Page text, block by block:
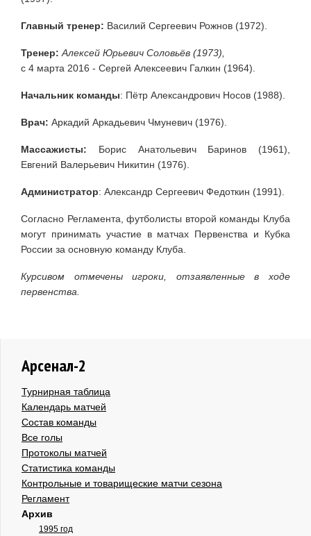
Главный тренер: Василий Сергеевич Рожнов (1972).
Тренер: Алексей Юрьевич Соловьёв (1973),
с 4 марта 2016 - Сергей Алексеевич Галкин (1964).
Начальник команды: Пётр Александрович Носов (1988).
Врач: Аркадий Аркадьевич Чмуневич (1976).
Массажисты: Борис Анатольевич Баринов (1961),
Евгений Валерьевич Никитин (1976).
Администратор: Александр Сергеевич Федоткин (1991).
Согласно Регламента, футболисты второй команды Клуба
могут принимать участие в матчах Первенства и Кубка
России за основную команду Клуба.
Курсивом
отмечены игроки, отзаявленные в ходе
первенства.
Арсенал-2
Турнирная таблица
Календарь матчей
Состав команды
Все голы
Протоколы матчей
Статистика команды
Контрольные и товарищеские матчи сезона
Регламент
Архив
1995 год